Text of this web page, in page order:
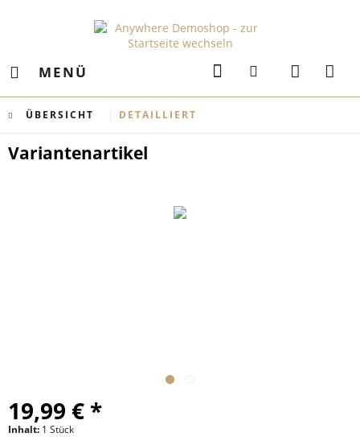
MENÜ
ÜBERSICHT DETAILLIERT
Variantenartikel
19,99 € *
Inhalt: 1 Stück